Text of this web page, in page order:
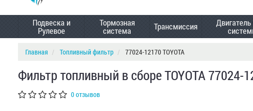
Подвеска и
Рулевое
Тормозная
система Трансмиссия Двигатель
Главная Топливный фильтр 77024-12170 TOYOTA
Фильтр топливный в сборе TOYOTA 77024-
0 отзывов